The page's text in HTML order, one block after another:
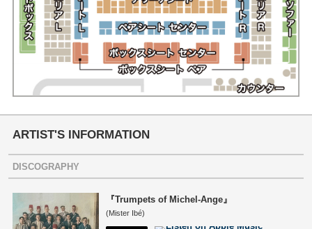
ARTIST'S INFORMATION
DISCOGRAPHY
『Trumpets of Michel-Ange』
(Mister Ibé)